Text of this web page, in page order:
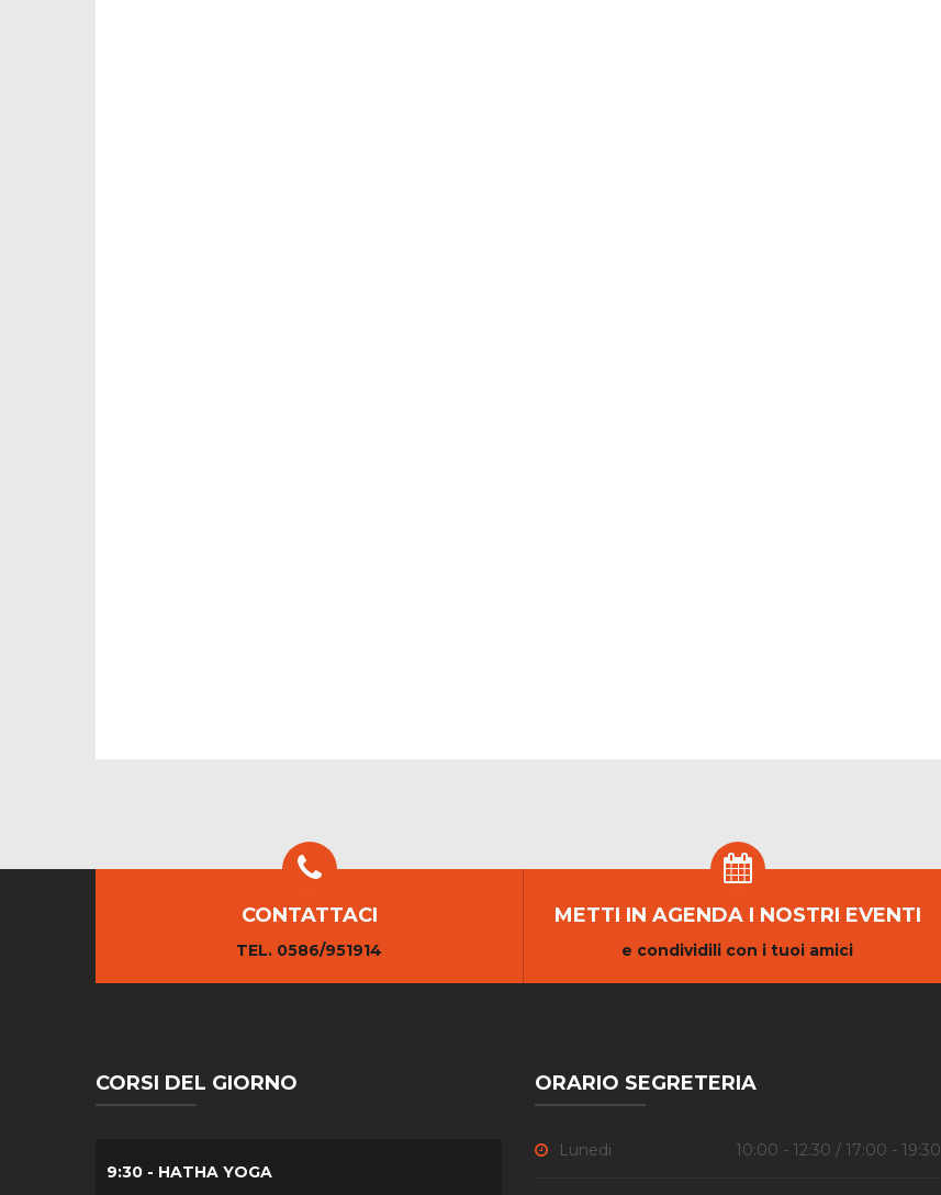
CONTATTACI
TEL. 0586/951914
METTI IN AGENDA I NOSTRI EVENTI
e condividili con i tuoi amici
CORSI DEL GIORNO
9:30 - HATHA YOGA
ORARIO SEGRETERIA
Lunedi 10:00 - 12:30 / 17:00 - 19:30